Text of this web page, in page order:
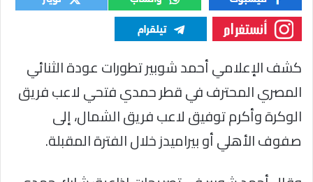
كشف الإعلامي أحمد شوبير تطورات عودة الثنائي
المصري المحترف في قطر حمدي فتحي لاعب فريق
الوكرة وأكرم توفيق لاعب فريق الشمال، إلى
صفوف الأهلي أو بيراميدز خلال الفترة المقبلة.